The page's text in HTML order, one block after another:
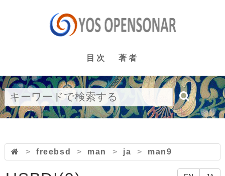
目次 著者
> freebsd > man > ja > man9